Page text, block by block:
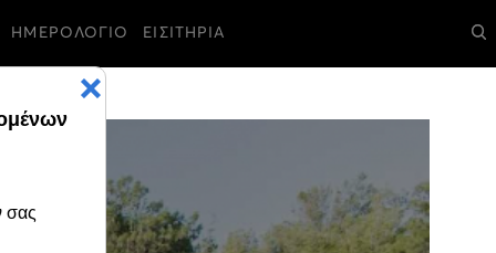
ΗΜΕΡΟΛΟΓΙΟ ΕΙΣΙΤΗΡΙΑ